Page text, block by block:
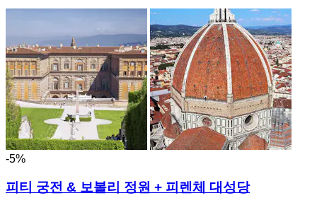
-5%
피티 궁전 & 보볼리 정원 + 피렌체 대성당